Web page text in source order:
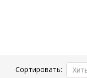
Сортировать: